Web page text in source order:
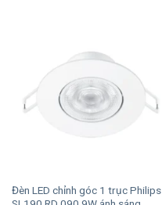
Đèn LED chỉnh góc 1 trục Philips